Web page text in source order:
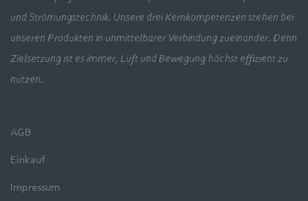
und Strömungstechnik. Unsere drei Kernkompetenzen stehen bei
unseren Produkten in unmittelbarer Verbindung zueinander. Denn
Zielsetzung ist es immer, Luft und Bewegung höchst effizient zu
nutzen.
AGB
Einkauf
Impressum